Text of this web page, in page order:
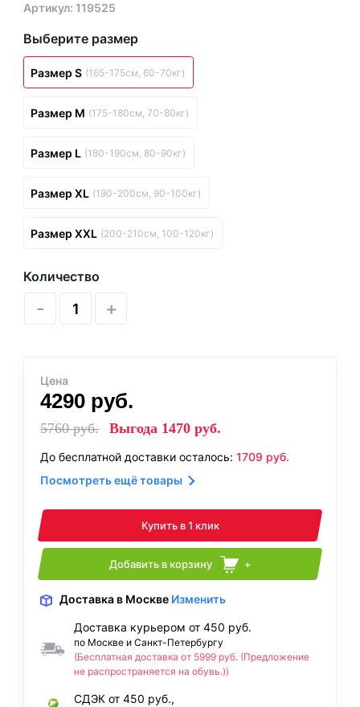
Артикул: 119525
Выберите размер
Размер S (165-175см, 60-70кг)
Размер M (175-180см, 70-80кг)
Размер L (180-190см, 80-90кг)
Размер XL (190-200см, 90-100кг)
Размер XXL (200-210см, 100-120кг)
Количество
- +
Цена
4290 руб.
5760руб. Выгода 1470 руб.
До бесплатной доставки осталось: 1709 руб.
Посмотреть ещё товары
Купить в 1 клик
Добавить в корзину +
Доставка в Москве Изменить
Доставка курьером от 450 руб.
по Москве и Санкт-Петербургу
(Бесплатная доставка от 5999 руб. (Предложение
не распространяется на обувь.))
СДЭК от 450 руб.,